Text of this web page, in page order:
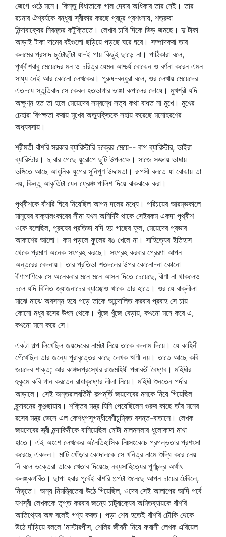
জেগে ওঠে মনে। কিন্তু বিধাতাকে গাল দেবার অধিকার তার নেই। তার
রচনার ঐশ্বর্যকে বন্ধুরা স্বীকার করছে প্রচুর প্রশংসায়, শত্রুরা
নিন্দাবাক্যের নিরন্তর কটুক্তিতে। লেখার চারি দিকে ভিড় জমছে। দু টাকা
আড়াই টাকা দামের বইগুলো ছড়িয়ে পড়ছে ঘরে ঘরে। সম্পাদকরা তার
কলমের প্রসাদ ছুটোছাঁটা যা-ই পায় কিছুই ছাড়ে না। পাঠিকারা বলে,
পৃথ্বীশবাবু মেয়েদের মন ও চরিত্র যেমন আশ্চর্য বোঝেন ও বর্ণনা করেন এমন
সাধ্য নেই আর কোনো লেখকের। পুরুষ-বন্ধুরা বলে, ওর লেখায় মেয়েদের
এত-যে স্তুতিবাদ সে কেবল হতভাগার ভাঙা কপালের দোষে। মুখশ্রী যদি
অক্ষুণ্ন হত তা হলে মেয়েদের সম্বন্ধে সত্য কথা বাধত না মুখে। মুখের
চেহারা বিপক্ষতা করায় মুখের অত্যুক্তিকে সহায় করেছে মনোহরণের
অধ্যবসায়।
শ্রীমতী বাঁশরি সরকার ব্যারিস্টারি চক্রের মেয়ে-- বাপ ব্যারিস্টার, ভাইরা
ব্যারিস্টার। দু বার গেছে য়ুরোপে ছুটি উপলক্ষে। সাজে সজ্জায় ভাষায়
ভঙ্গিতে আছে আধুনিক যুগের সুনিপুণ উদ্দামতা। রূপসী বলতে যা বোঝায় তা
নয়, কিন্তু আকৃতিটা যেন ফ্রেঞ্চ পালিশ দিয়ে ঝকঝকে করা।
পৃথ্বীশকে বাঁশরি ঘিরে নিয়েছিল আপন দলের মধ্যে। পরিচয়ের আরম্ভকালে
মানুষের বাক্যালংকারের সীমা যখন অনির্দিষ্ট থাকে সেইরকম একদা পৃথ্বীশ
ওকে বলেছিল, পুরুষের প্রতিভা যদি হয় গাছের ফুল, মেয়েদের প্রভাব
আকাশের আলো। কম পড়লে ফুলের রঙ খেলে না। সাহিত্যের ইতিহাস
থেকে প্রমাণ অনেক সংগ্রহ করছে। সংগ্রহ করবার প্রেরণা আপন
অন্তরের বেদনায়। তার প্রতিভা শতদলের উপর কোনো-না কোনো
বীণাপাণিকে সে অনেকবার মনে মনে আসন দিতে চেয়েছে, বীণা না থাকলেও
চলে যদি বিলিত জ্যাজনাচের ব্যাঞ্জোও থাকে তার হাতে। ওর যে বাক্‌লীলা
মাঝে মাঝে অবসন্ন হয়ে পড়ে তাকে আন্দোলিত করবার প্রবাহ সে চায়
কোনো মধুর রসের উৎস থেকে। খুঁজে খুঁজে বেড়ায়, কখনো মনে করে এ,
কখনো মনে করে সে।
একটা গল্প লিখেছিল জয়দেবের নামটা নিয়ে তাকে বদনাম দিয়ে। যে কাহিনী
গেঁথেছিল তার জন্যে পুরাবৃত্তের কাছে লেখক ঋণী নয়। তাতে আছে কবি
জয়দেব শাক্ত; আর কাঞ্চনপ্রস্থের রাজমহিষী পদ্মাবতী বৈষ্ণব। মহিষীর
হুকুমে কবি গান করতেন রাধাকৃষ্ণের লীলা নিয়ে। মহিষী শুনতেন পর্দার
আড়ালে। সেই অন্তরালবর্তিনী কল্পমূর্তি জয়দেবের মনকে নিয়ে গিয়েছিল
বৃন্দাবনের কুঞ্জছায়ায়। শক্তির মন্ত্র যিনি পেয়েছিলেন গুরুর কাছে তাঁর মনের
রসের মন্ত্র ভেসে এল কেশধূপসুগন্ধীবেণীচুম্বিত বসন্ত-বাতাসে। লেখক
জয়দেবের স্ত্রী মন্দাকিনীকে বানিয়েছিল মোটা মালমসলার ধুলোকাদা মাখা
হাতে। এই অংশে লেখকের অনৈতিহাসিক নিঃসংকোচ প্রগল্‌ভতার প্রশংসা
করেছে একদল। মাটি খোঁড়ার কোদালকে সে খনিত্র নামে শুদ্ধি করে নেয়
নি বলে ভক্তেরা তাকে খেতাব দিয়েছে নব্যসাহিত্যের পূর্ণচন্দ্র অর্থাৎ
কলঙ্কগর্বিত। ছাপা হবার পূর্বেই বাঁশরি গল্পটা শুনেছে আপন চায়ের টেবিলে,
নিভৃতে। অন্য নিমন্ত্রিতেরা উঠে গিয়েছিল, ওদের সেই আলাপের আদি পর্বে
যশস্বী লেখককে তৃপ্ত করবার জন্যে চাটুবাক্যের অমিতব্যায়কে বাঁশরি
আতিথ্যের অঙ্গ বলেই গণ্য করত। পড়া শেষ হতেই বাঁশরি চৌকি থেকে
উঠে দাঁড়িয়ে বললে 'মাস্টারপীস, শেলির জীবনী নিয়ে ফরাসী লেখক এরিয়েল